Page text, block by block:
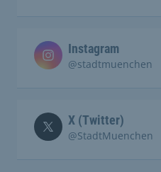
Instagram
@stadtmuenchen
X (Twitter)
@StadtMuenchen